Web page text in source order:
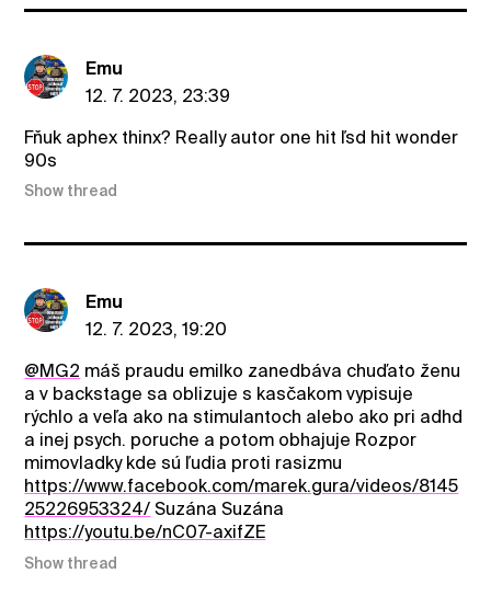
Emu
12. 7. 2023, 23:39
Fňuk aphex thinx? Really autor one hit ľsd hit wonder
90s
Show thread
Emu
12. 7. 2023, 19:20
@MG2 máš praudu emilko zanedbáva chuďato ženu
a v backstage sa oblizuje s kasčakom vypisuje
rýchlo a veľa ako na stimulantoch alebo ako pri adhd
a inej psych. poruche a potom obhajuje Rozpor
mimovladky kde sú ľudia proti rasizmu
https://www.facebook.com/marek.gura/videos/8145
25226953324/ Suzána Suzána
https://youtu.be/nC07-axifZE
Show thread